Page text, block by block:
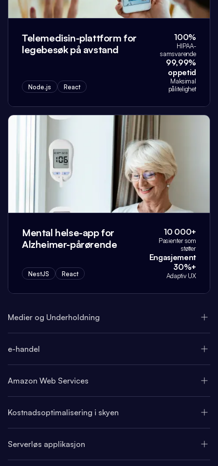
Telemedisin-plattform for
legebesøk på avstand
Node.js React
100%
HIPAA-
samsvarende
99,99%
oppetid
Maksimal
pålitelighet
Mental helse-app for
Alzheimer-pårørende
NestJS React
10 000+
Pasienter som
støtter
Engasjement
30%+
Adaptiv UX
Medier og Underholdning
e-handel
Amazon Web Services
Kostnadsoptimalisering i skyen
Serverløs applikasjon